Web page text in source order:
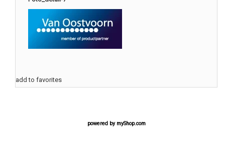
add to favorites
powered by myShop.com